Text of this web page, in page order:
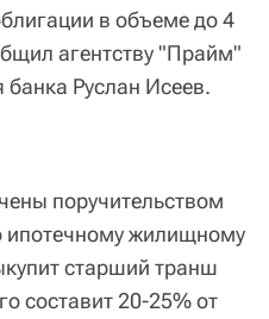
в объеме до 4
агентству "Прайм"
банка Руслан Исеев.
поручительством
ипотечному жилищному
старший транш
составит 20-25% от